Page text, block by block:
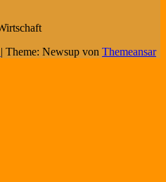
| Theme: Newsup von Themeansar